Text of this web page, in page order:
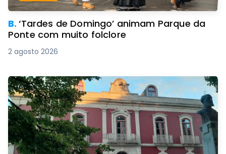
B.‘Tardes de Domingo’ animam Parque da
Ponte com muito folclore
2 agosto 2026